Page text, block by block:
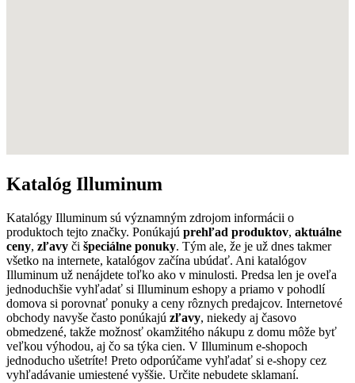
Katalóg Illuminum
Katalógy Illuminum sú významným zdrojom informácii o
produktoch tejto značky. Ponúkajú prehľad produktov, aktuálne
ceny, zľavy či špeciálne ponuky. Tým ale, že je už dnes takmer
všetko na internete, katalógov začína ubúdať. Ani katalógov
Illuminum už nenájdete toľko ako v minulosti. Predsa len je oveľa
jednoduchšie vyhľadať si Illuminum eshopy a priamo v pohodlí
domova si porovnať ponuky a ceny rôznych predajcov. Internetové
obchody navyše často ponúkajú zľavy, niekedy aj časovo
obmedzené, takže možnosť okamžitého nákupu z domu môže byť
veľkou výhodou, aj čo sa týka cien. V Illuminum e-shopoch
jednoducho ušetríte! Preto odporúčame vyhľadať si e-shopy cez
vyhľadávanie umiestené vyššie. Určite nebudete sklamaní.